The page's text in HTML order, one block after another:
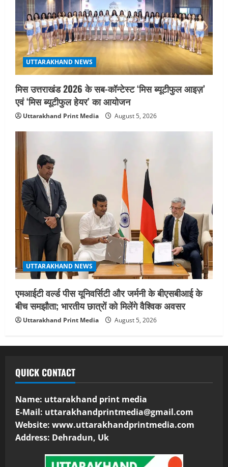
UTTARAKHAND NEWS
मिस उत्तराखंड 2026 के सब-कॉन्टेस्ट ‘मिस ब्यूटीफुल आइज़’
एवं ‘मिस ब्यूटीफुल हेयर’ का आयोजन
Uttarakhand Print Media August 5, 2026
UTTARAKHAND NEWS
एमआईटी वर्ल्ड पीस यूनिवर्सिटी और जर्मनी के बीएसबीआई के
बीच समझौता; भारतीय छात्रों को मिलेंगे वैश्विक अवसर
Uttarakhand Print Media August 5, 2026
QUICK CONTACT
Name: uttarakhand print media
E-Mail: uttarakhandprintmedia@gmail.com
Website: www.uttarakhandprintmedia.com
Address: Dehradun, Uk